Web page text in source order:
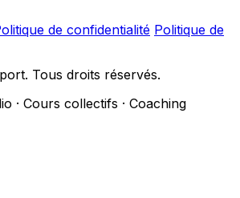
de confidentialité Politique de
Tous droits réservés.
· Cours collectifs · Coaching